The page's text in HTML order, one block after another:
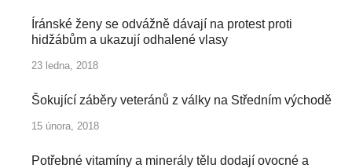
Íránské ženy se odvážně dávají na protest proti
hidžábům a ukazují odhalené vlasy
23 ledna, 2018
Šokující záběry veteránů z války na Středním východě
15 února, 2018
Potřebné vitamíny a minerály tělu dodají ovocné a